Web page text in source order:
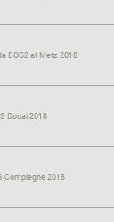
BOG2 at Metz 2018
Douai 2018
Compiegne 2018